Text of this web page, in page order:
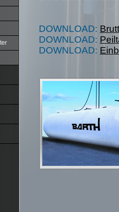
DOWNLOAD:
DOWNLOAD:
DOWNLOAD: